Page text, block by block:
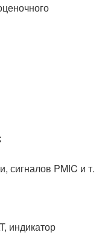
сигналов PMIC и т.
индикатор